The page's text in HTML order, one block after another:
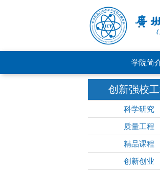
学院简
创新强校
科学研究
质量工程
精品课程
创新创业